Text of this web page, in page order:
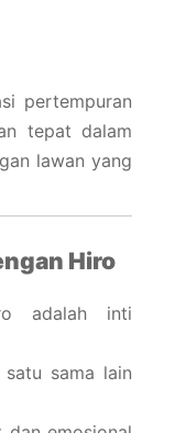
pertempuran
tepat dalam
lawan yang
Hiro
adalah inti
satu sama lain